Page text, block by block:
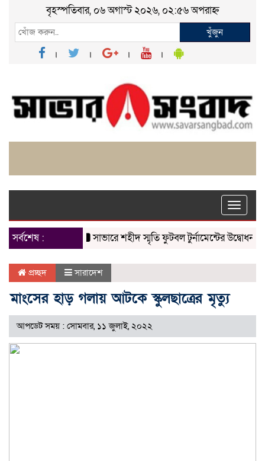
বৃহস্পতিবার, ০৬ অগাস্ট ২০২৬, ০২:৫৬ অপরাহ্ন
খুঁজুন
Toggle
সর্বশেষ :
সাভারে শহীদ স্মৃতি ফুটবল টুর্নামেন্টের উদ্বোধন
প্রচ্ছদ সারাদেশ
মাংসের হাড় গলায় আটকে স্কুলছাত্রের মৃত্যু
আপডেট সময় : সোমবার, ১১ জুলাই, ২০২২